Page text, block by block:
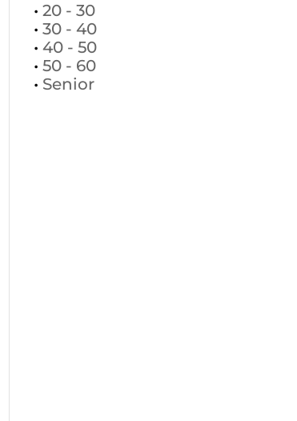
•20 - 30
•30 - 40
•40 - 50
•50 - 60
• Senior